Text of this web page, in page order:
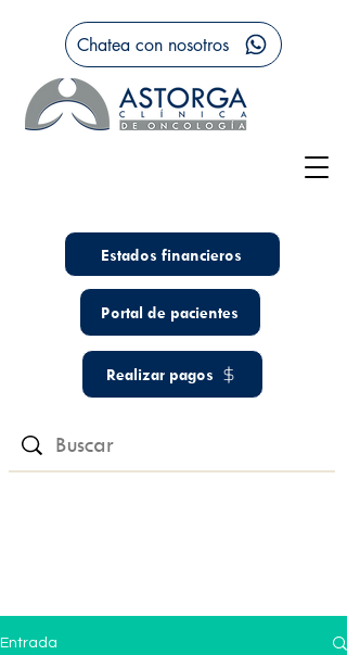
Estados financieros
Portal de pacientes
Realizar pagos
Chatea con nosotros
Entrada